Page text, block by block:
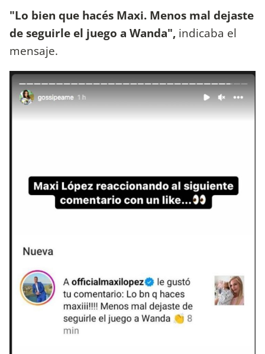
"Lo bien que hacés Maxi. Menos mal dejaste
de seguirle el juego a Wanda", indicaba el
mensaje.